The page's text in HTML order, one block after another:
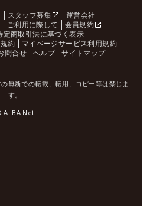
スタッフ募集
運営会社
ご利用に際して
会員規約
定商取引法に基づく表示
約
マイページサービス利用規約
問合せ ヘルプ サイトマップ
無断での転載、転用、コピー等は禁じま
す。
ALBA Net